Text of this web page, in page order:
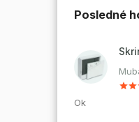
Posledné
Ok